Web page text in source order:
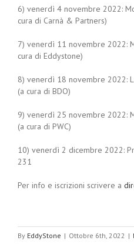
6) venerdì 4 novembre 2022:
cura di Carnà & Partners)
7) venerdì 11 novembre 2022:
cura di Eddystone)
8) venerdì 18 novembre 2022:
(a cura di BDO)
9) venerdì 25 novembre 2022:
(a cura di PWC)
10) venerdì 2 dicembre 2022:
231
Per info e iscrizioni scrivere a
By EddyStone | Ottobre 6th, 2022 |